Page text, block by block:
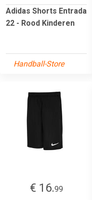
Adidas Shorts Entrada
22 - Rood Kinderen
Handball-Store
€ 16.99